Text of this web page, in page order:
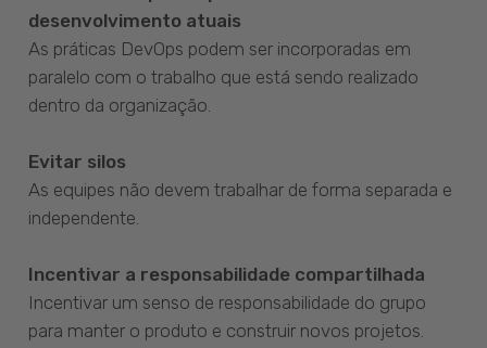
desenvolvimento atuais
As práticas DevOps podem ser incorporadas em
paralelo com o trabalho que está sendo realizado
dentro da organização.
Evitar silos
As equipes não devem trabalhar de forma separada e
independente.
Incentivar a responsabilidade compartilhada
Incentivar um senso de responsabilidade do grupo
para manter o produto e construir novos projetos.